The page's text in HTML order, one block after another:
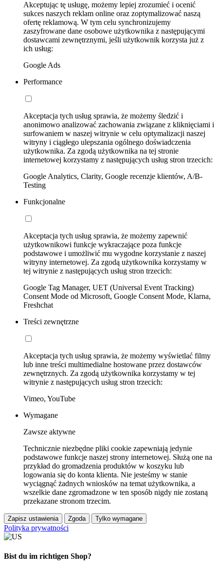
Akceptując tę usługę, możemy lepiej zrozumieć i ocenić
sukces naszych reklam online oraz zoptymalizować naszą
ofertę reklamową. W tym celu synchronizujemy
zaszyfrowane dane osobowe użytkownika z następującymi
dostawcami zewnętrznymi, jeśli użytkownik korzysta już z
ich usług:
Google Ads
Performance
Akceptacja tych usług sprawia, że możemy śledzić i
anonimowo analizować zachowania związane z kliknięciami i
surfowaniem w naszej witrynie w celu optymalizacji naszej
witryny i ciągłego ulepszania ogólnego doświadczenia
użytkownika. Za zgodą użytkownika na tej stronie
internetowej korzystamy z następujących usług stron trzecich:
Google Analytics, Clarity, Google recenzje klientów, A/B-
Testing
Funkcjonalne
Akceptacja tych usług sprawia, że możemy zapewnić
użytkownikowi funkcje wykraczające poza funkcje
podstawowe i umożliwić mu wygodne korzystanie z naszej
witryny internetowej. Za zgodą użytkownika korzystamy w
tej witrynie z następujących usług stron trzecich:
Google Tag Manager, UET (Universal Event Tracking)
Consent Mode od Microsoft, Google Consent Mode, Klarna,
Freshchat
Treści zewnętrzne
Akceptacja tych usług sprawia, że możemy wyświetlać filmy
lub inne treści multimedialne hostowane przez dostawców
zewnętrznych. Za zgodą użytkownika korzystamy w tej
witrynie z następujących usług stron trzecich:
Vimeo, YouTube
Wymagane
Zawsze aktywne
Technicznie niezbędne pliki cookie zapewniają jedynie
podstawowe funkcje naszej strony internetowej. Służą one na
przykład do gromadzenia produktów w koszyku lub
logowania się do konta klienta. Nie jesteśmy w stanie
wyciągnąć żadnych wniosków na temat użytkownika, a
wszelkie dane zgromadzone w ten sposób nigdy nie zostaną
przekazane stronom trzecim.
Zapisz ustawienia Zgoda Tylko wymagane
Polityka prywatności
Bist du im richtigen Shop?